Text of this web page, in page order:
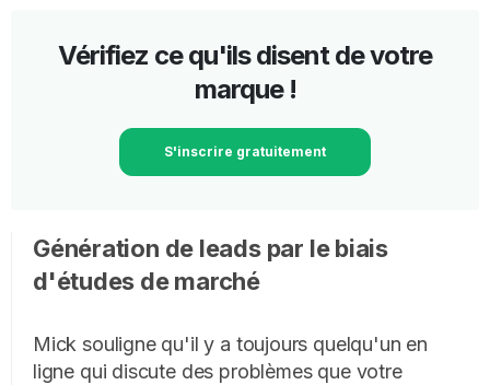
Vérifiez ce qu'ils disent de votre
marque !
S'inscrire gratuitement
Génération de leads par le biais
d'études de marché
Mick souligne qu'il y a toujours quelqu'un en
ligne qui discute des problèmes que votre